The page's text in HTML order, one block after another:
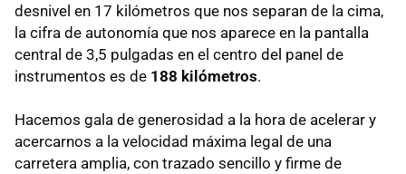
desnivel en 17 kilómetros que nos separan de la cima,
la cifra de autonomía que nos aparece en la pantalla
central de 3,5 pulgadas en el centro del panel de
instrumentos es de 188 kilómetros.
Hacemos gala de generosidad a la hora de acelerar y
acercarnos a la velocidad máxima legal de una
carretera amplia, con trazado sencillo y firme de